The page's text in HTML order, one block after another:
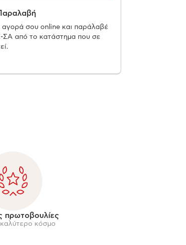
αγορά σου online και παράλαβέ
από το κατάστημα που σε
πρωτοβουλίες
κόσμο